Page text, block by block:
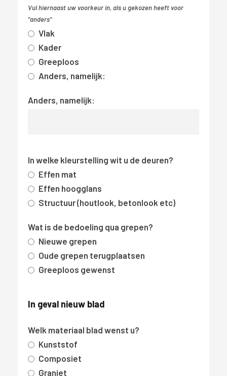
Vul hiernaast uw voorkeur in, als u gekozen heeft voor
"anders"
Vlak
Kader
Greeploos
Anders, namelijk:
Anders, namelijk:
In welke kleurstelling wit u de deuren?
Effen mat
Effen hoogglans
Structuur (houtlook, betonlook etc)
Wat is de bedoeling qua grepen?
Nieuwe grepen
Oude grepen terugplaatsen
Greeploos gewenst
In geval nieuw blad
Welk materiaal blad wenst u?
Kunststof
Composiet
Graniet